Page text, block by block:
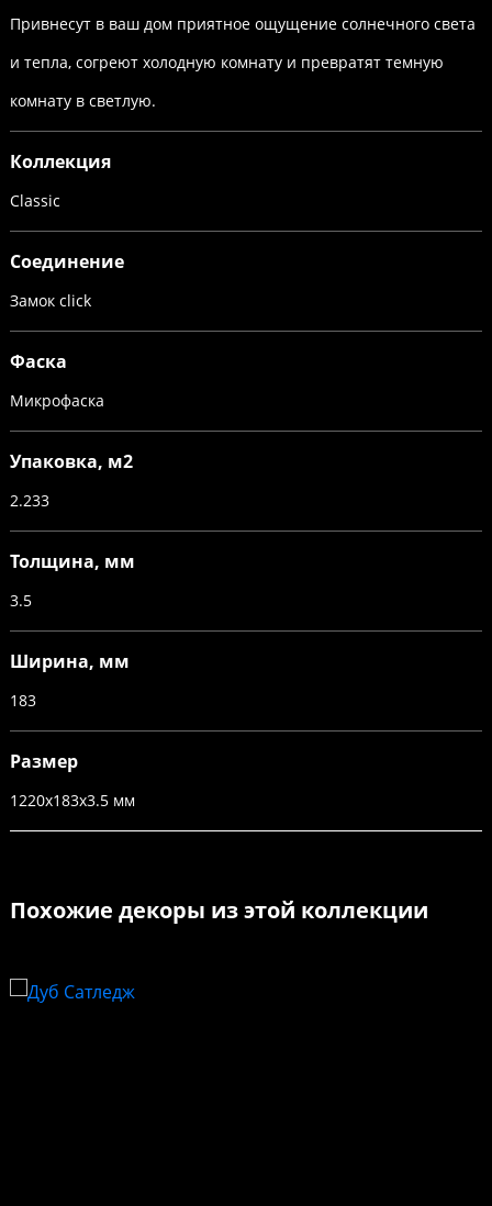
Привнесут в ваш дом приятное ощущение солнечного света
и тепла, согреют холодную комнату и превратят темную
комнату в светлую.
Коллекция
Classic
Соединение
Замок click
Фаска
Микрофаска
Упаковка, м2
2.233
Толщина, мм
3.5
Ширина, мм
183
Размер
1220х183х3.5 мм
Похожие декоры из этой коллекции